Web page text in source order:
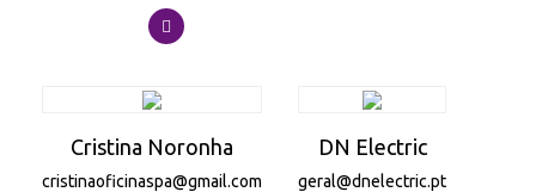
Cristina Noronha
cristinaoficinaspa@gmail.com
DN Electric
geral@dnelectric.pt